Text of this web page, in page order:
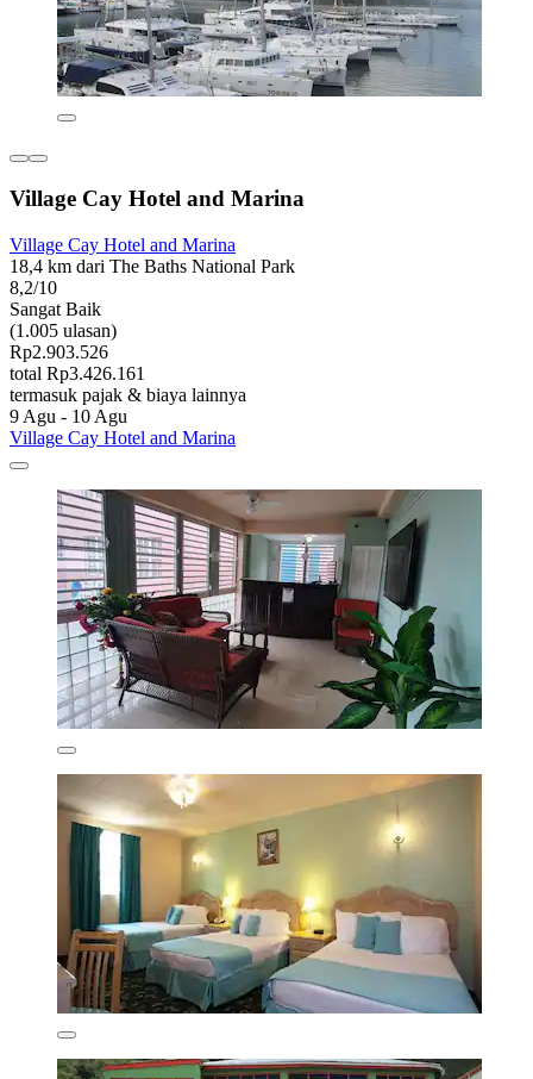
Village Cay Hotel and Marina
Village Cay Hotel and Marina
18,4 km dari The Baths National Park
8,2/10
Sangat Baik
(1.005 ulasan)
Rp2.903.526
total Rp3.426.161
termasuk pajak & biaya lainnya
9 Agu - 10 Agu
Village Cay Hotel and Marina